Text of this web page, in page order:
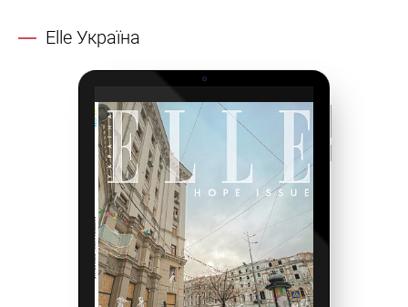
Elle Україна